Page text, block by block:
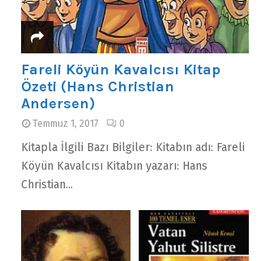
Fareli Köyün Kavalcısı Kitap
Özeti (Hans Christian
Andersen)
Temmuz 1, 2017 0
Kitapla İlgili Bazı Bilgiler: Kitabın adı: Fareli
Köyün Kavalcısı Kitabın yazarı: Hans
Christian...